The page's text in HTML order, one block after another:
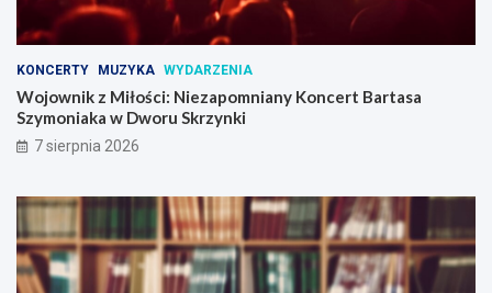
KONCERTY MUZYKA WYDARZENIA
Wojownik z Miłości: Niezapomniany Koncert Bartasa
Szymoniaka w Dworu Skrzynki
7 sierpnia 2026